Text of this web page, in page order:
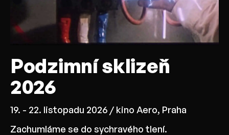
Podzimní sklizeň
2026
19. - 22. listopadu 2026 / kino Aero, Praha
Zachumláme se do sychravého tlení.